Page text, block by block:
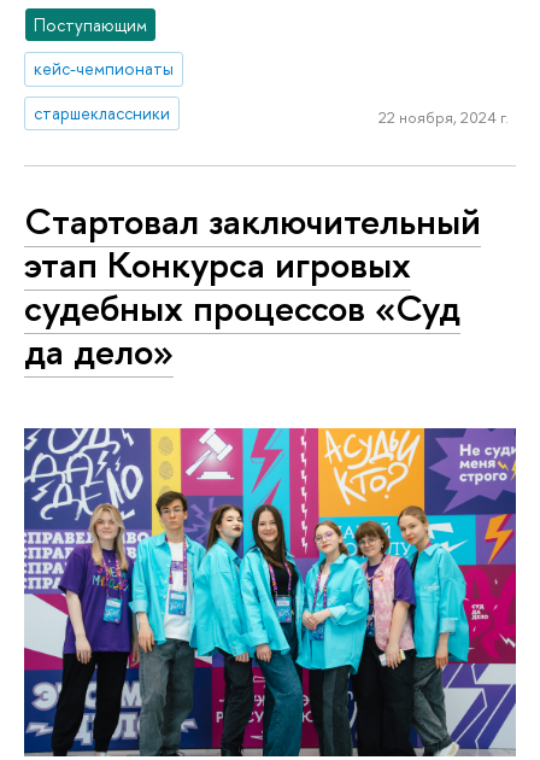
Поступающим
кейс-чемпионаты
старшеклассники
22 ноября, 2024 г.
Cтартовал заключительный
этап Конкурса игровых
судебных процессов «Суд
да дело»